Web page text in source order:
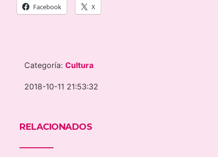
Facebook X
Categoría: Cultura
2018-10-11 21:53:32
RELACIONADOS